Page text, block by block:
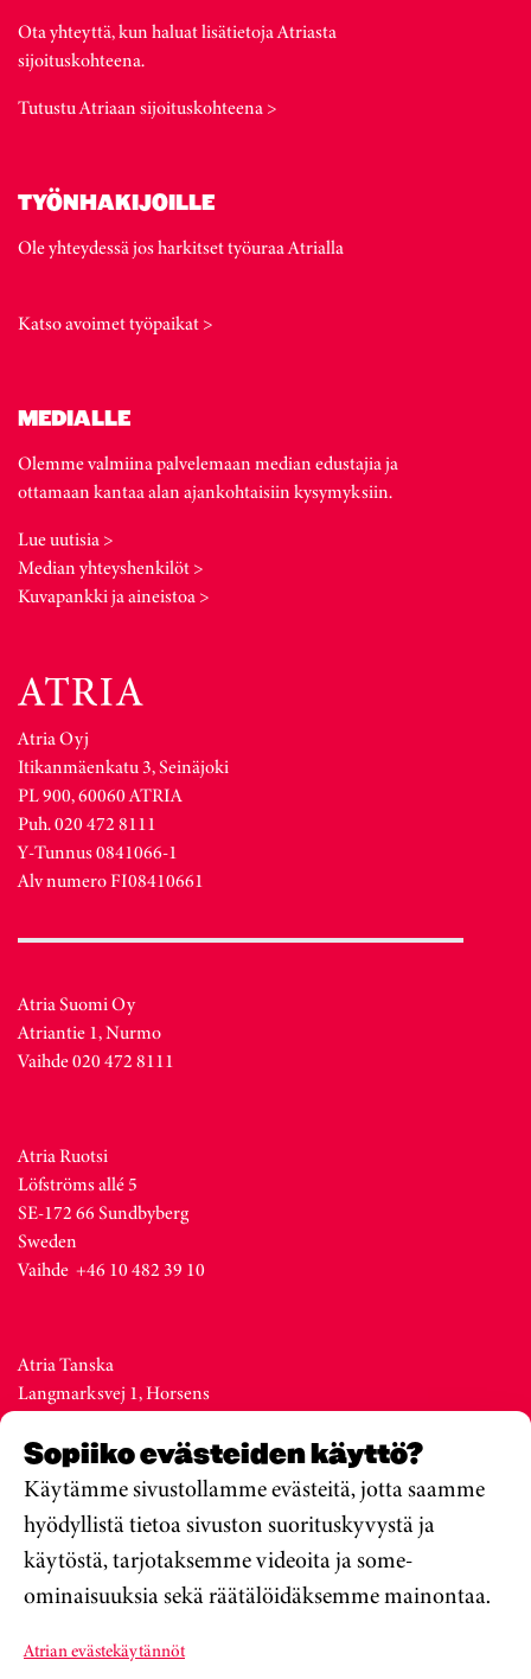
Sopiiko evästeiden käyttö?
Käytämme sivustollamme evästeitä, jotta saamme
hyödyllistä tietoa sivuston suorituskyvystä ja
käytöstä, tarjotaksemme videoita ja some-
ominaisuuksia sekä räätälöidäksemme mainontaa.
Atrian evästekäytännöt
Ota yhteyttä, kun haluat lisätietoja Atriasta
sijoituskohteena.
Tutustu Atriaan sijoituskohteena >
TYÖNHAKIJOILLE
Ole yhteydessä jos harkitset työuraa Atrialla
Katso avoimet työpaikat >
MEDIALLE
Olemme valmiina palvelemaan median edustajia ja
ottamaan kantaa alan ajankohtaisiin kysymyksiin.
Lue uutisia >
Median yhteyshenkilöt >
Kuvapankki ja aineistoa >
Atria Oyj
Itikanmäenkatu 3, Seinäjoki
PL 900, 60060 ATRIA
Puh. 020 472 8111
Y-Tunnus 0841066-1
Alv numero FI08410661
Atria Suomi Oy
Atriantie 1, Nurmo
Vaihde 020 472 8111
Atria Ruotsi
Löfströms allé 5
SE-172 66 Sundbyberg
Sweden
Vaihde +46 10 482 39 10
Atria Tanska
Langmarksvej 1, Horsens
Denmark
Vaihde +45 76 28 25 00
Atria Viro
Metsa str. 19, Valga
Estonia